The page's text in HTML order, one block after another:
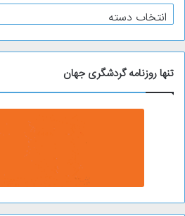
ر
ش
ی
و
تنها روزنامه گردشگری جهان